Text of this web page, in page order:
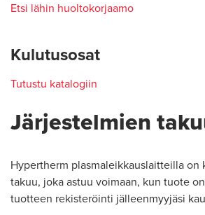
Etsi lähin huoltokorjaamo
Kulutusosat
Tutustu katalogiin
Järjestelmien
Hypertherm plasmaleikkauslaitteilla on
takuu, joka astuu voimaan, kun tuote
tuotteen rekisteröinti jälleenmyyjäsi